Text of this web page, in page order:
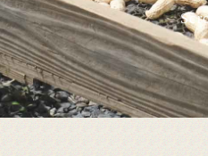
カート
特定商取引法に基づく表記
送料について 会員規約